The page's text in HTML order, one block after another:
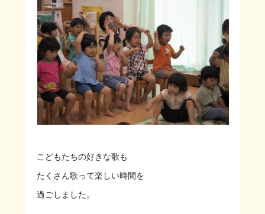
こどもたちの好きな歌も
たくさん歌って楽しい時間を
過ごしました。